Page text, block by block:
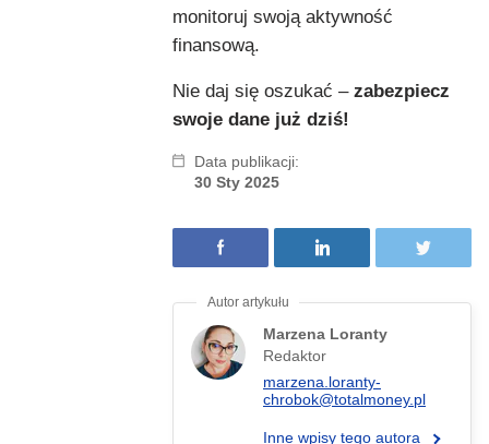
monitoruj swoją aktywność
finansową.
Nie daj się oszukać – zabezpiecz
swoje dane już dziś!
Data publikacji:
30 Sty 2025
Marzena Loranty
Redaktor
marzena.loranty-
chrobok@totalmoney.pl
Inne wpisy tego autora